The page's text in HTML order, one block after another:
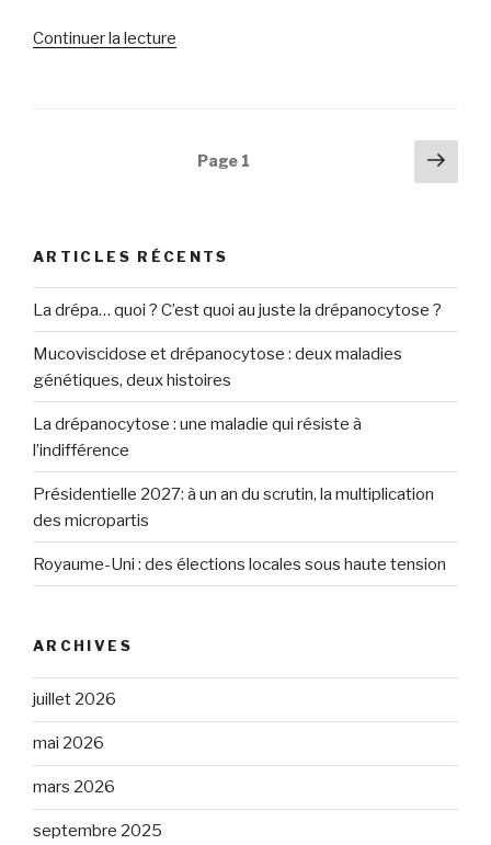
Continuer la lecture
c’est
ou
précarité »
Page 1
ARTICLES RÉCENTS
La drépa… quoi ? C’est quoi au juste la drépanocytose ?
Mucoviscidose et drépanocytose : deux maladies
génétiques, deux histoires
La drépanocytose : une maladie qui résiste à
l’indifférence
Présidentielle 2027: à un an du scrutin, la multiplication
des micropartis
Royaume-Uni : des élections locales sous haute tension
ARCHIVES
juillet 2026
mai 2026
mars 2026
septembre 2025